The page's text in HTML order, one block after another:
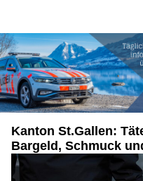
Kanton St.Gallen:
Bargeld, Schmuck